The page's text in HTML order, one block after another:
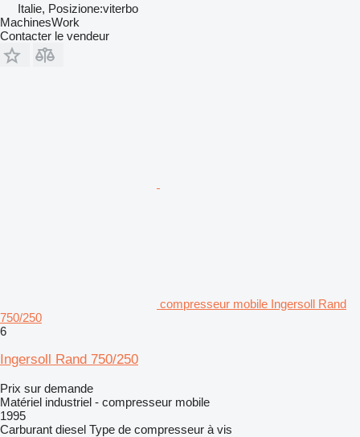
Italie, Posizione:viterbo
MachinesWork
Contacter le vendeur
compresseur mobile Ingersoll Rand
750/250
6
Ingersoll Rand 750/250
Prix sur demande
Matériel industriel - compresseur mobile
1995
Carburant diesel Type de compresseur à vis